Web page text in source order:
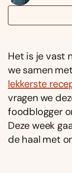
Het is je vast
we samen
lekkerste
vragen we
foodblogger
Deze week
de haal met